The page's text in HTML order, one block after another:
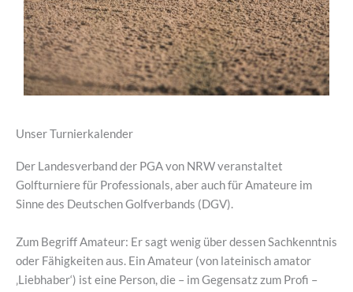
Unser Turnierkalender
Der Landesverband der PGA von NRW veranstaltet
Golfturniere für Professionals, aber auch für Amateure im
Sinne des Deutschen Golfverbands (DGV).
Zum Begriff Amateur: Er sagt wenig über dessen Sachkenntnis
oder Fähigkeiten aus. Ein Amateur (von lateinisch amator
‚Liebhaber‘) ist eine Person, die – im Gegensatz zum Profi –